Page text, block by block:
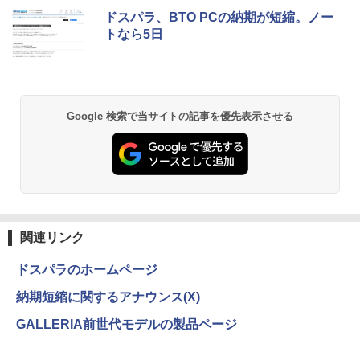
ドスパラ、BTO PCの納期が短縮。ノー
トなら5日
Google 検索で当サイトの記事を優先表示させる
関連リンク
ドスパラのホームページ
納期短縮に関するアナウンス(X)
GALLERIA前世代モデルの製品ページ